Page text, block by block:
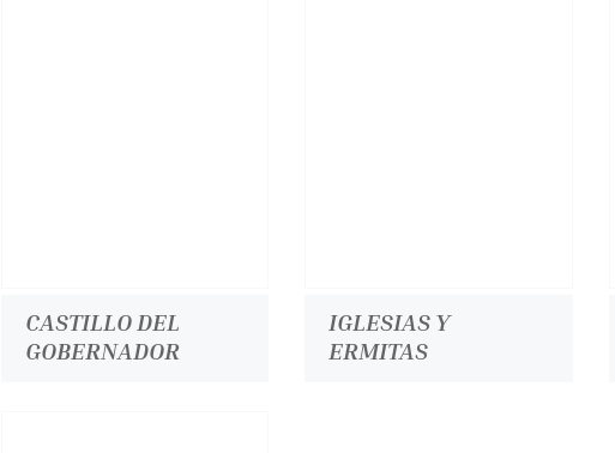
CASTILLO DEL
GOBERNADOR
IGLESIAS Y
ERMITAS